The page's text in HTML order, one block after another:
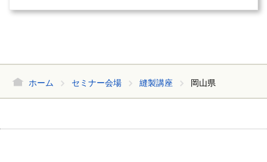
ホーム セミナー会場 縫製講座 岡山県